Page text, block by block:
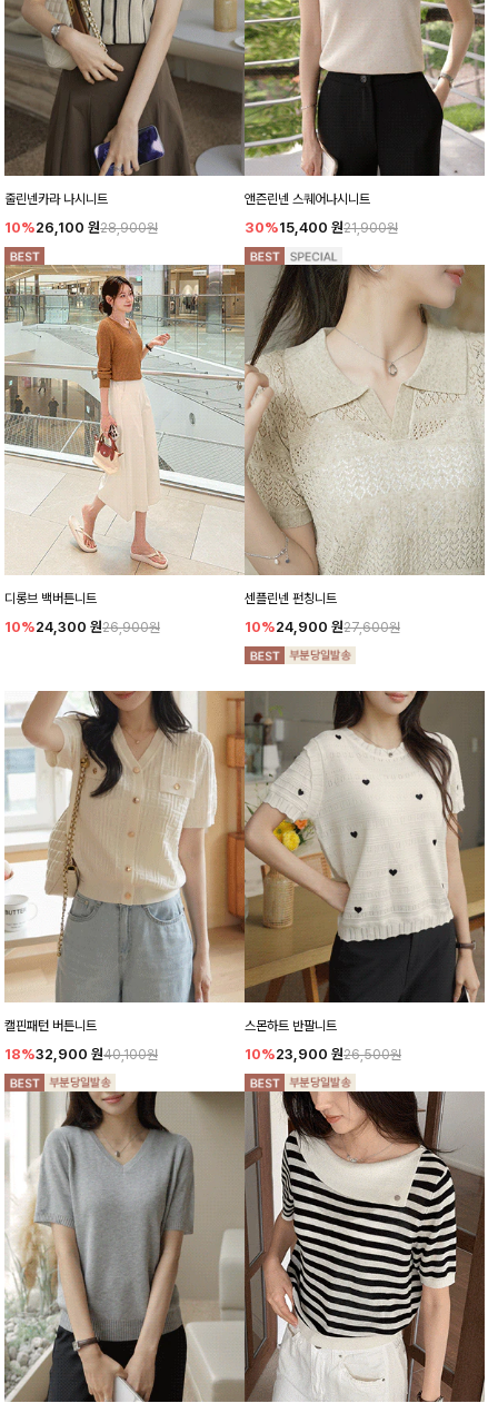
줄린넨카라 나시니트
10%26,100 원28,900원
앤즌린넨 스퀘어나시니트
30%15,400 원21,900원
디롱브 백버튼니트
10%24,300 원26,900원
센플린넨 펀칭니트
10%24,900 원27,600원
캘핀패턴 버튼니트
18%32,900 원40,100원
스몬하트 반팔니트
10%23,900 원26,500원